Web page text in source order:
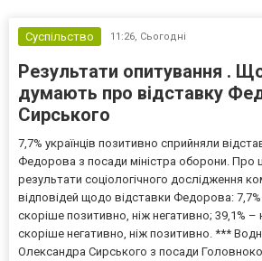
Суспільство 11:26, Сьогодні
Результати опитування . Що
думають про відставку
Сирського
7,7% українців позитивно сприйняли
Федорова з посади міністра оборони. Про
результати соціологічного дослідження
відповідей щодо відставки Федорова:
скоріше позитивно, ніж негативно; 39,1% –
скоріше негативно, ніж позитивно. ***
Олександра Сирського з посади